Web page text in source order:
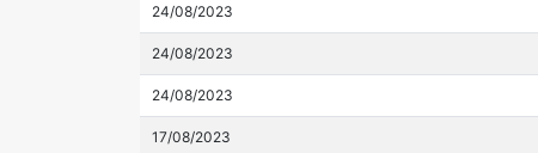
24/08/2023
24/08/2023
24/08/2023
17/08/2023